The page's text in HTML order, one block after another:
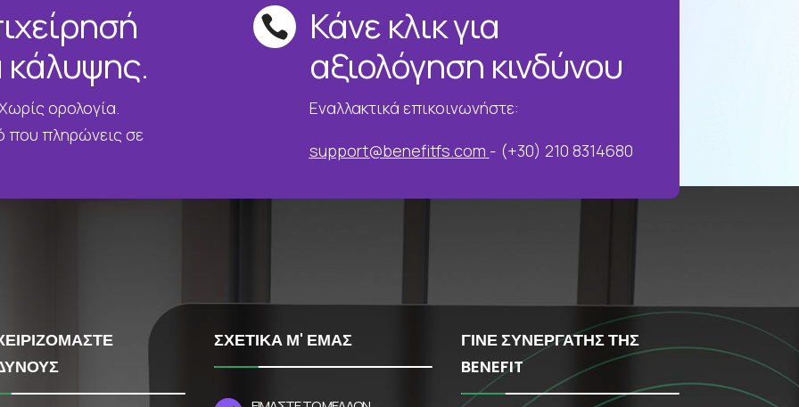
κάλυψης.
ορολογία.
που πληρώνεις σε

Κάνε κλικ για
αξιολόγηση κινδύνου
Εναλλακτικά επικοινωνήστε:
support@benefitfs.com - (+30) 210 8314680
ΣΧΕΤΙΚΑ Μ' ΕΜΑΣ
ΓΙΝΕ ΣΥΝΕΡΓΑΤΗΣ ΤΗΣ
BENEFIT